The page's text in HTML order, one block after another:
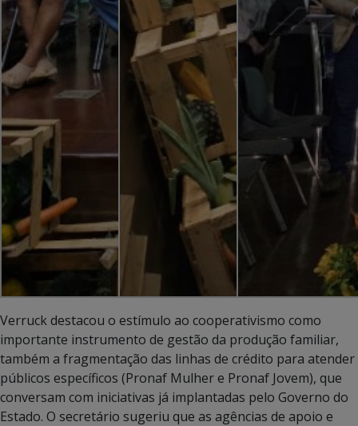
Verruck destacou o estímulo ao cooperativismo como
importante instrumento de gestão da produção familiar,
também a fragmentação das linhas de crédito para atender
públicos específicos (Pronaf Mulher e Pronaf Jovem), que
conversam com iniciativas já implantadas pelo Governo do
Estado. O secretário sugeriu que as agências de apoio e